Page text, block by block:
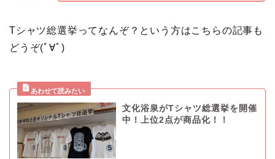
Tシャツ総選挙ってなんぞ？という方はこちらの記事も
どうぞ(ﾟ∀ﾟ)
文化浴泉がTシャツ総選挙を開催
中！上位2点が商品化！！